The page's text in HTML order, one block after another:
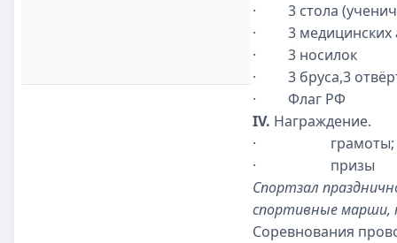
·
3 стола
·
3
·
3 носилок
·
3 бруса,3
·
Флаг РФ
IV. Награждение.
·
грамоты;
·
призы
Спортзал
спортивные
Соревнования